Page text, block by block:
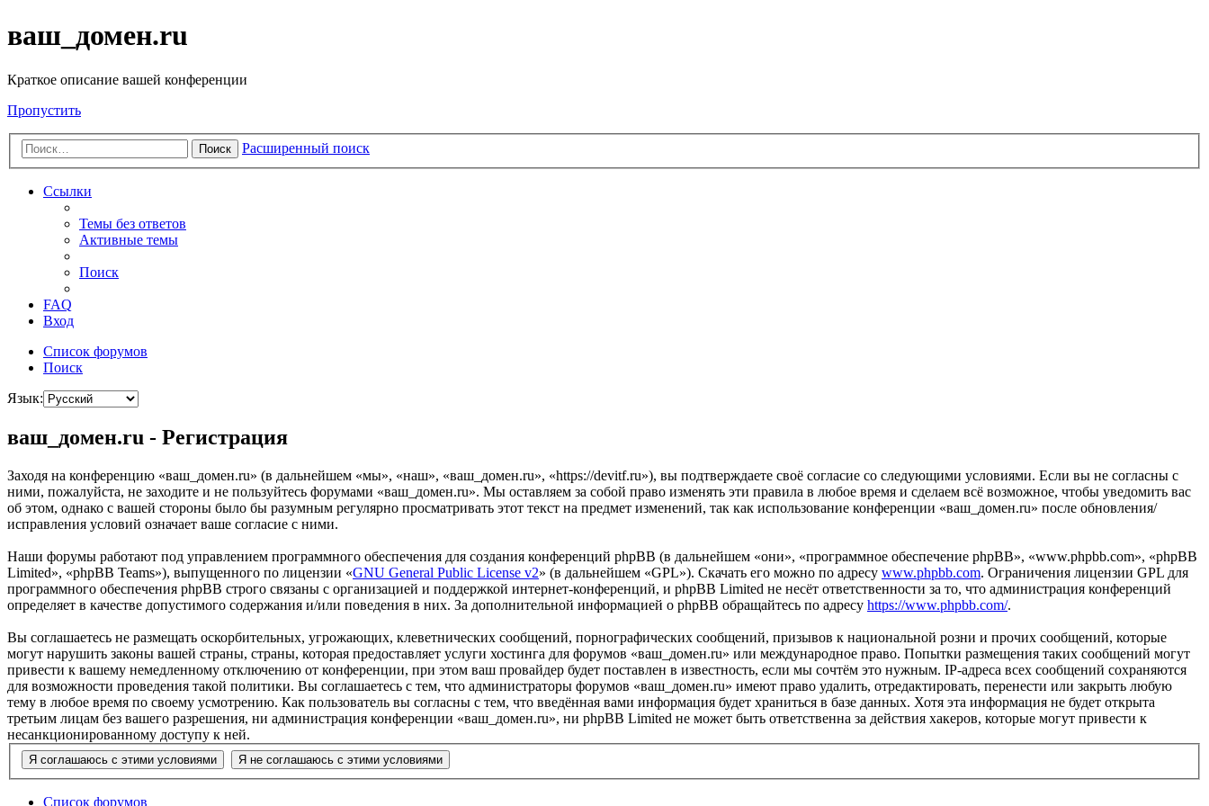
ваш_домен.ru
Краткое описание вашей конференции
Пропустить
Поиск Расширенный поиск
Ссылки
Темы без ответов
Активные темы
Поиск
FAQ
Вход
Список форумов
Поиск
Язык:
ваш_домен.ru - Регистрация
Заходя на конференцию «ваш_домен.ru» (в дальнейшем «мы», «наш», «ваш_домен.ru», «https://devitf.ru»), вы подтверждаете своё согласие со следующими условиями. Если вы не согласны с
ними, пожалуйста, не заходите и не пользуйтесь форумами «ваш_домен.ru». Мы оставляем за собой право изменять эти правила в любое время и сделаем всё возможное, чтобы уведомить вас
об этом, однако с вашей стороны было бы разумным регулярно просматривать этот текст на предмет изменений, так как использование конференции «ваш_домен.ru» после обновления/
исправления условий означает ваше согласие с ними.
Наши форумы работают под управлением программного обеспечения для создания конференций phpBB (в дальнейшем «они», «программное обеспечение phpBB», «www.phpbb.com», «phpBB
Limited», «phpBB Teams»), выпущенного по лицензии «GNU General Public License v2» (в дальнейшем «GPL»). Скачать его можно по адресу www.phpbb.com. Ограничения лицензии GPL для
программного обеспечения phpBB строго связаны с организацией и поддержкой интернет-конференций, и phpBB Limited не несёт ответственности за то, что администрация конференций
определяет в качестве допустимого содержания и/или поведения в них. За дополнительной информацией о phpBB обращайтесь по адресу https://www.phpbb.com/.
Вы соглашаетесь не размещать оскорбительных, угрожающих, клеветнических сообщений, порнографических сообщений, призывов к национальной розни и прочих сообщений, которые
могут нарушить законы вашей страны, страны, которая предоставляет услуги хостинга для форумов «ваш_домен.ru» или международное право. Попытки размещения таких сообщений могут
привести к вашему немедленному отключению от конференции, при этом ваш провайдер будет поставлен в известность, если мы сочтём это нужным. IP-адреса всех сообщений сохраняются
для возможности проведения такой политики. Вы соглашаетесь с тем, что администраторы форумов «ваш_домен.ru» имеют право удалить, отредактировать, перенести или закрыть любую
тему в любое время по своему усмотрению. Как пользователь вы согласны с тем, что введённая вами информация будет храниться в базе данных. Хотя эта информация не будет открыта
третьим лицам без вашего разрешения, ни администрация конференции «ваш_домен.ru», ни phpBB Limited не может быть ответственна за действия хакеров, которые могут привести к
несанкционированному доступу к ней.
Список форумов